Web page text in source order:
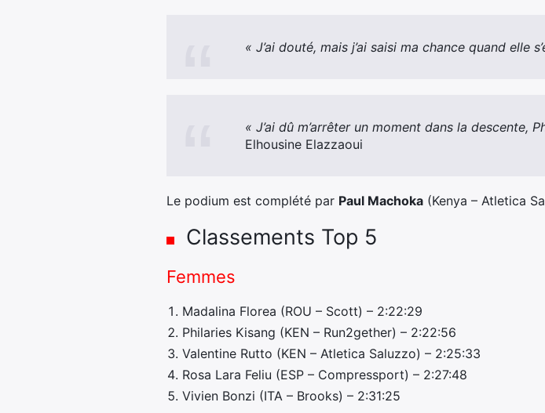
« J’ai douté, mais j’ai saisi ma chance quand elle
« J’ai dû m’arrêter un moment dans la descente,
Elhousine Elazzaoui
Le podium est complété par Paul Machoka (Kenya – Atletica
Classements Top 5
Femmes
Madalina Florea (ROU – Scott) – 2:22:29
Philaries Kisang (KEN – Run2gether) – 2:22:56
Valentine Rutto (KEN – Atletica Saluzzo) – 2:25:33
Rosa Lara Feliu (ESP – Compressport) – 2:27:48
Vivien Bonzi (ITA – Brooks) – 2:31:25